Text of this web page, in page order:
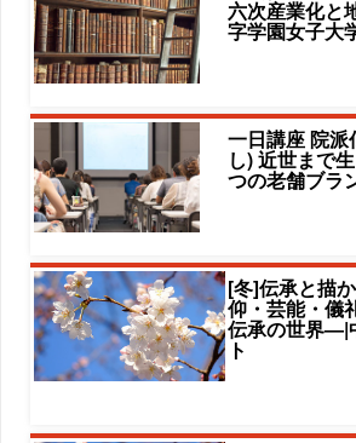
六次産業化と
字学園女子大
一日講座 院派
し) 近世まで
つの老舗ブラ
[冬]伝承と描
仰・芸能・儀
伝承の世界―|
ト